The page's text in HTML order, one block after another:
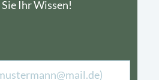
Ihr Wissen!